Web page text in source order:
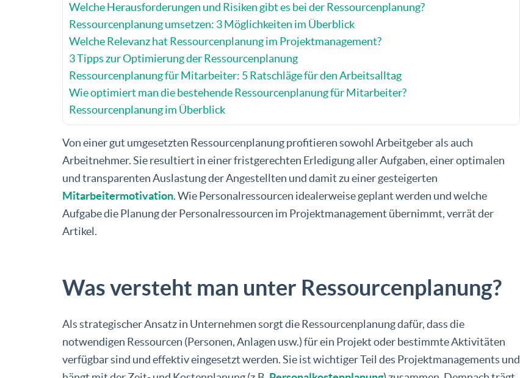
Welche Herausforderungen und Risiken gibt es bei der Ressourcenplanung?
Ressourcenplanung umsetzen: 3 Möglichkeiten im Überblick
Welche Relevanz hat Ressourcenplanung im Projektmanagement?
3 Tipps zur Optimierung der Ressourcenplanung
Ressourcenplanung für Mitarbeiter: 5 Ratschläge für den Arbeitsalltag
Wie optimiert man die bestehende Ressourcenplanung für Mitarbeiter?
Ressourcenplanung im Überblick
Von einer gut umgesetzten Ressourcenplanung profitieren sowohl Arbeitgeber als auch
Arbeitnehmer. Sie resultiert in einer fristgerechten Erledigung aller Aufgaben, einer optimalen
und transparenten Auslastung der Angestellten und damit zu einer gesteigerten
Mitarbeitermotivation. Wie Personalressourcen idealerweise geplant werden und welche
Aufgabe die Planung der Personalressourcen im Projektmanagement übernimmt, verrät der
Artikel.
Was versteht man unter Ressourcenplanung?
Als strategischer Ansatz in Unternehmen sorgt die Ressourcenplanung dafür, dass die
notwendigen Ressourcen (Personen, Anlagen usw.) für ein Projekt oder bestimmte Aktivitäten
verfügbar sind und effektiv eingesetzt werden. Sie ist wichtiger Teil des Projektmanagements und